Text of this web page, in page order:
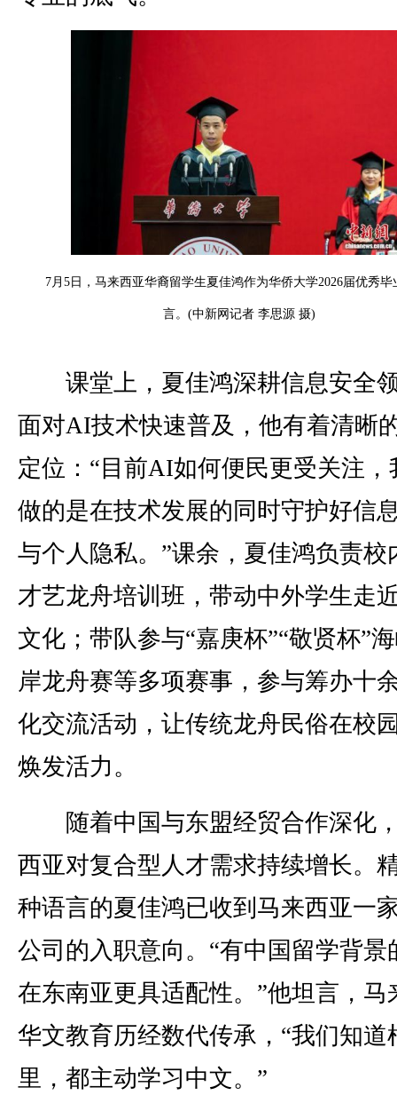
7月5日，马来西亚华裔留学生夏佳鸿作为华侨大学2026届优秀毕
言。(中新网记者 李思源 摄)
课堂上，夏佳鸿深耕信息安全
面对AI技术快速普及，他有着清晰
定位：“目前AI如何便民更受关注，
做的是在技术发展的同时守护好信
与个人隐私。”课余，夏佳鸿负责校
才艺龙舟培训班，带动中外学生走
文化；带队参与“嘉庚杯”“敬贤杯”
岸龙舟赛等多项赛事，参与筹办十
化交流活动，让传统龙舟民俗在校
焕发活力。
随着中国与东盟经贸合作深化
西亚对复合型人才需求持续增长。
种语言的夏佳鸿已收到马来西亚一
公司的入职意向。“有中国留学背景
在东南亚更具适配性。”他坦言，马
华文教育历经数代传承，“我们知道
里，都主动学习中文。”